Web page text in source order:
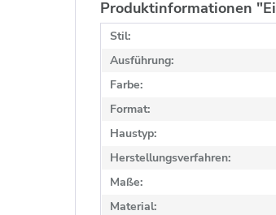
Produktinformationen
Stil:
Ausführung:
Farbe:
Format:
Haustyp:
Herstellungsverfahren:
Maße:
Material: